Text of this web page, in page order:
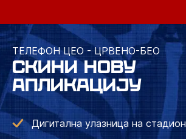
ТЕЛЕФОН ЦЕО - ЦРВЕНО-БЕО
СКИНИ НОВУ
АПЛИКАЦИЈУ
Дигитална улазница на стадион